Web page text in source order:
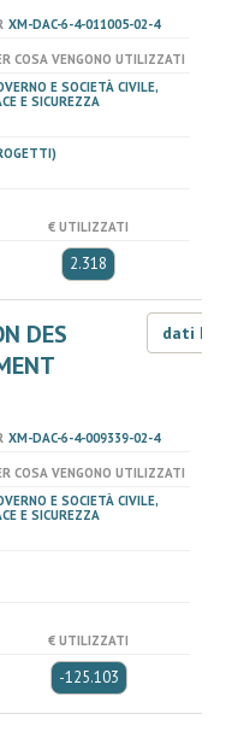
XM-DAC-6-4-011005-02-4
COSA VENGONO UTILIZZATI
E SOCIETÀ CIVILE,
E SICUREZZA
€ UTILIZZATI
2.318
DES
dati LOD
XM-DAC-6-4-009339-02-4
COSA VENGONO UTILIZZATI
E SOCIETÀ CIVILE,
E SICUREZZA
€ UTILIZZATI
-125.103